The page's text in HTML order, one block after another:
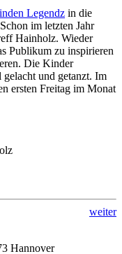
Legendz in die
im letzten Jahr
Hainholz. Wieder
Publikum zu inspirieren
Die Kinder
und getanzt. Im
ersten Freitag im Monat
weiter
Hannover